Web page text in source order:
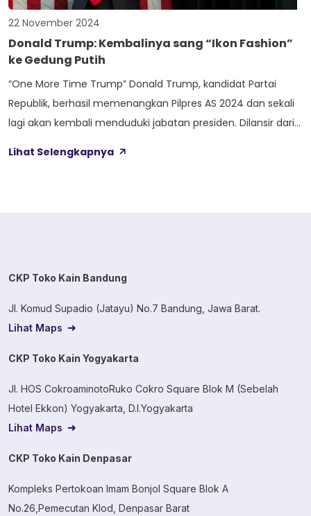
22 November 2024
Donald Trump: Kembalinya sang “Ikon Fashion”
ke Gedung Putih
“One More Time Trump” Donald Trump, kandidat Partai
Republik, berhasil memenangkan Pilpres AS 2024 dan sekali
lagi akan kembali menduduki jabatan presiden. Dilansir dari
diperoleh setelah ia mengamankan 277 suara elektoral
Lihat Selengkapnya
CKP Toko Kain Bandung
Jl. Komud Supadio (Jatayu) No.7 Bandung, Jawa Barat.
Lihat Maps
CKP Toko Kain Yogyakarta
Jl. HOS CokroaminotoRuko Cokro Square Blok M (Sebelah
Hotel Ekkon) Yogyakarta, D.I.Yogyakarta
Lihat Maps
CKP Toko Kain Denpasar
Kompleks Pertokoan Imam Bonjol Square Blok A
No.26,Pemecutan Klod, Denpasar Barat